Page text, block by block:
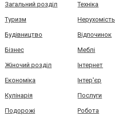
Загальний розділ Техніка
Туризм Нерухомість
Будівництво Відпочинок
Бізнес Меблі
Жіночий розділ Інтернет
Економіка Інтер'єр
Кулінарія Послуги
Подорожі Робота